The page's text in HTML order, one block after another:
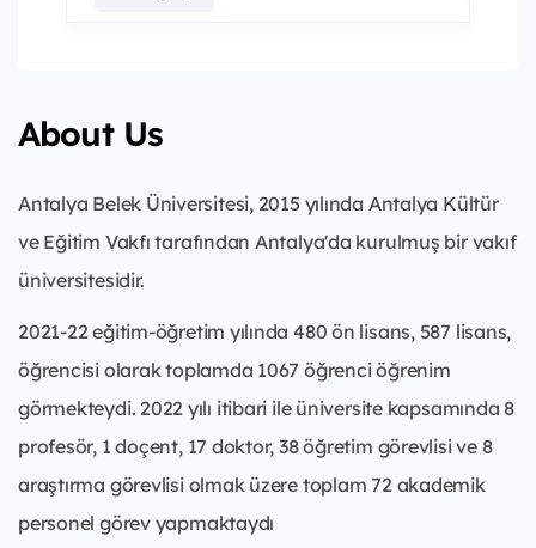
About Us
Antalya Belek Üniversitesi, 2015 yılında Antalya Kültür
ve Eğitim Vakfı tarafından Antalya'da kurulmuş bir vakıf
üniversitesidir.
2021-22 eğitim-öğretim yılında 480 ön lisans, 587 lisans,
öğrencisi olarak toplamda 1067 öğrenci öğrenim
görmekteydi. 2022 yılı itibari ile üniversite kapsamında 8
profesör, 1 doçent, 17 doktor, 38 öğretim görevlisi ve 8
araştırma görevlisi olmak üzere toplam 72 akademik
personel görev yapmaktaydı